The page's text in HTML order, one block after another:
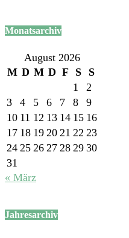
Monatsarchiv
August 2026
M D M D F S
S
1
2
3
4 5 6 7 8
9
10 11 12 13 14 15 16
17 18 19 20 21 22 23
24 25 26 27 28 29 30
31
« März
Jahresarchiv